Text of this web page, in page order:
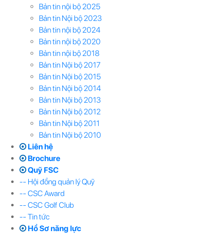
Bản tin nội bộ 2025
Bản tin Nội bộ 2023
Bản tin nội bộ 2024
Bản tin nội bộ 2020
Bản tin nội bộ 2018
Bản tin Nội bộ 2017
Bản tin Nội bộ 2015
Bản tin Nội bộ 2014
Bản tin Nội bộ 2013
Bản tin Nội bộ 2012
Bản tin Nội bộ 2011
Bản tin Nội bộ 2010
Liên hệ
Brochure
Quỹ FSC
-- Hội đồng quản lý Quỹ
-- CSC Award
-- CSC Golf Club
-- Tin tức
Hồ Sơ năng lực